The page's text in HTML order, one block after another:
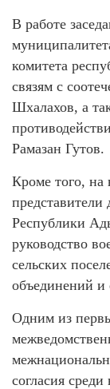
В работе
комитета
связям с
Шхалахов, а
Рамазан Гутов.
Кроме того, на
представители
Республики
руководство
сельских
объединений и
Одним из
согласия